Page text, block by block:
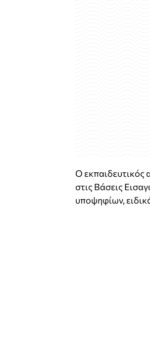
Ο εκπαιδευτικός
στις Βάσεις
υποψηφίων,